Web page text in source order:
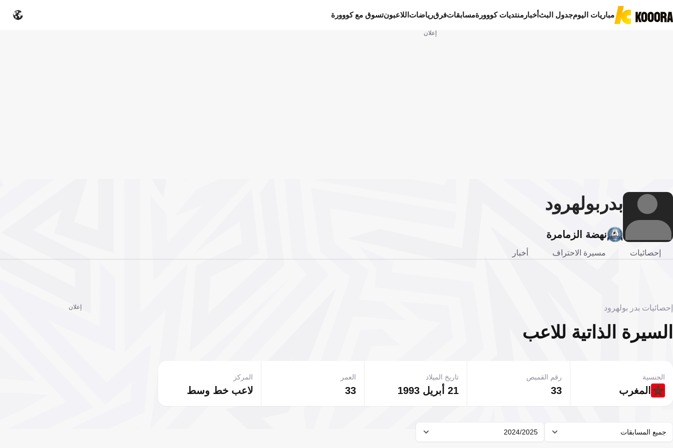
مباريات اليومجدول البثأخبار منتديات كووورةمسابقاتفرقرياضات اللاعبونتسوق مع كووورة
إعلان
بدر بولهرود
نهضة الزمامرة
إحصائيات مسيرة الاحتراف أخبار
إحصائيات بدر بولهرود
السيرة الذاتية للاعب
المغرب
الجنسية
33
رقم القميص
21 أبريل 1993
تاريخ الميلاد
33
العمر
لاعب خط وسط
المركز
جميع المسابقات 2024/2025
إعلان